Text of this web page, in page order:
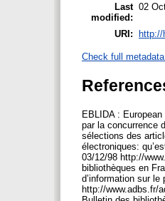
Last
modified:
02
URI: http://
Check full
EBLIDA :
par la concurrence
sélections des
électroniques:
03/12/98 http://
bibliothèques en
d’information sur le
http://www.adbs.fr/